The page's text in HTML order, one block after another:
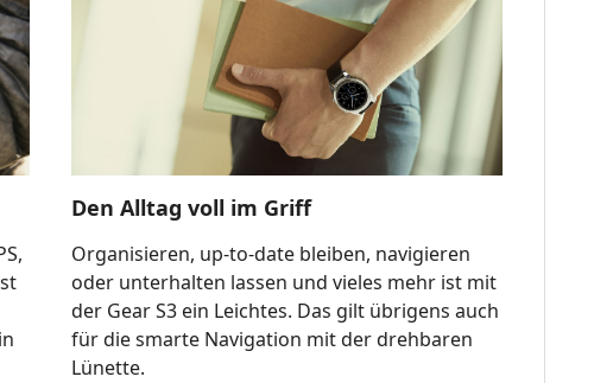
Den Alltag voll im Griff
Organisieren, up-to-date bleiben, navigieren
oder unterhalten lassen und vieles mehr ist mit
der Gear S3 ein Leichtes. Das gilt übrigens auch
für die smarte Navigation mit der drehbaren
Lünette.